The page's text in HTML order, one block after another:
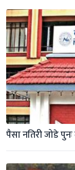
पैसा नतिरी जोडे